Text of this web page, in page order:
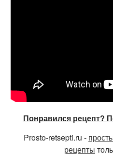
Понравился рецепт?
Prosto-retsepti.ru -
рецепты